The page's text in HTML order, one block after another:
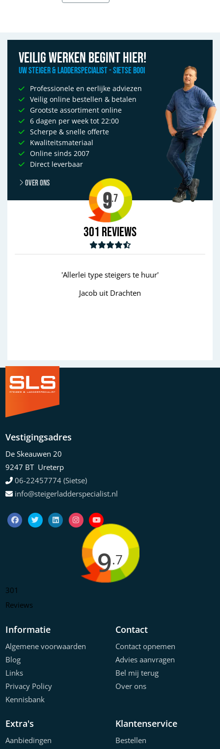
Veilig werken begint hier!
Uw Steiger & Ladderspecialist - Sietse Booi
Professionele en eerlijke adviezen
Veilig online bestellen & betalen
Grootste assortiment online
6 dagen per week tot 22:00
Scherpe & snelle offerte
Kwaliteitsmateriaal
Online sinds 2007
Direct leverbaar
Over ons
9.7
301 Reviews
'goed'
Wim uit Aalten
Vestigingsadres
De Skeauwen 20
9247 BT Ureterp
06-22457774 (Sietse)
info@steigerladderspecialist.nl
9.7
301
Reviews
Informatie
Algemene voorwaarden
Blog
Links
Privacy Policy
Kennisbank
Contact
Contact opnemen
Advies aanvragen
Bel mij terug
Over ons
Extra's
Aanbiedingen
Klantenservice
Bestellen